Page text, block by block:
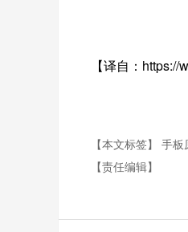
【译自： https://
【本文标签】 手板
【责任编辑】